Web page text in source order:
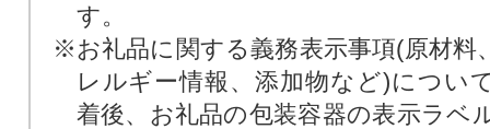
す。
※お礼品に関する義務表示事項(原材料
レルギー情報、添加物など)につい
着後、お礼品の包装容器の表示ラベ